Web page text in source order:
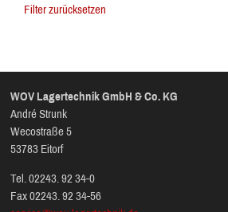
Filter zurücksetzen
WOV Lagertechnik GmbH & Co. KG
André Strunk
Wecostraße 5
53783 Eitorf
Tel. 02243. 92 34-0
Fax 02243. 92 34-56